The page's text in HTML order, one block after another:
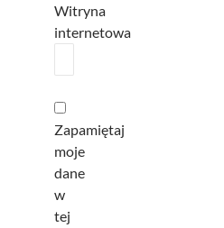
Witryna
internetowa
Zapamiętaj
moje
dane
w
tej